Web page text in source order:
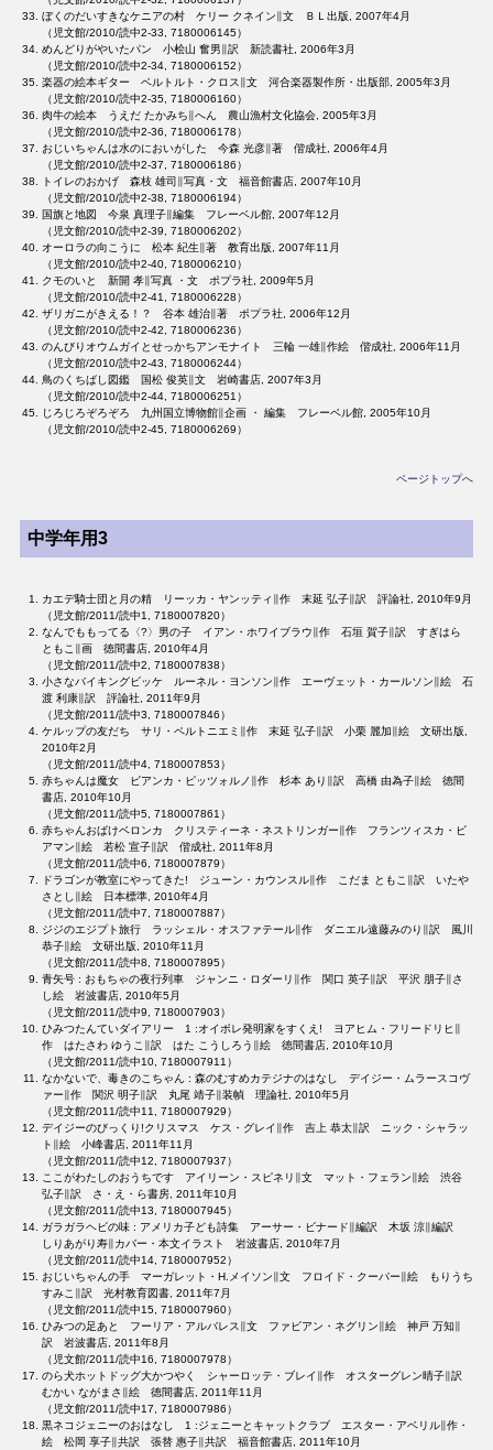
ぼくのだいすきなケニアの村 ケリー クネイン∥文 ＢＬ出版, 2007年4月
（児文館/2010/読中2-33, 7180006145）
めんどりがやいたパン 小桧山 奮男∥訳 新読書社, 2006年3月
（児文館/2010/読中2-34, 7180006152）
楽器の絵本ギター ベルトルト・クロス∥文 河合楽器製作所・出版部, 2005年3月
（児文館/2010/読中2-35, 7180006160）
肉牛の絵本 うえだ たかみち∥へん 農山漁村文化協会, 2005年3月
（児文館/2010/読中2-36, 7180006178）
おじいちゃんは水のにおいがした 今森 光彦∥著 偕成社, 2006年4月
（児文館/2010/読中2-37, 7180006186）
トイレのおかげ 森枝 雄司∥写真・文 福音館書店, 2007年10月
（児文館/2010/読中2-38, 7180006194）
国旗と地図 今泉 真理子∥編集 フレーベル館, 2007年12月
（児文館/2010/読中2-39, 7180006202）
オーロラの向こうに 松本 紀生∥著 教育出版, 2007年11月
（児文館/2010/読中2-40, 7180006210）
クモのいと 新開 孝∥写真 ・文 ポプラ社, 2009年5月
（児文館/2010/読中2-41, 7180006228）
ザリガニがきえる！？ 谷本 雄治∥著 ポプラ社, 2006年12月
（児文館/2010/読中2-42, 7180006236）
のんびりオウムガイとせっかちアンモナイト 三輪 一雄∥作絵 偕成社, 2006年11月
（児文館/2010/読中2-43, 7180006244）
鳥のくちばし図鑑 国松 俊英∥文 岩崎書店, 2007年3月
（児文館/2010/読中2-44, 7180006251）
じろじろぞろぞろ 九州国立博物館∥企画 ・ 編集 フレーベル館, 2005年10月
（児文館/2010/読中2-45, 7180006269）
ページトップへ
中学年用3
カエデ騎士団と月の精 リーッカ・ヤンッティ∥作 末延 弘子∥訳 評論社, 2010年9月
（児文館/2011/読中1, 7180007820）
なんでももってる〈?〉男の子 イアン・ホワイブラウ∥作 石垣 賀子∥訳 すぎはら
ともこ∥画 徳間書店, 2010年4月
（児文館/2011/読中2, 7180007838）
小さなバイキングビッケ ルーネル・ヨンソン∥作 エーヴェット・カールソン∥絵 石
渡 利康∥訳 評論社, 2011年9月
（児文館/2011/読中3, 7180007846）
ケルップの友だち サリ・ペルトニエミ∥作 末延 弘子∥訳 小栗 麗加∥絵 文研出版,
2010年2月
（児文館/2011/読中4, 7180007853）
赤ちゃんは魔女 ビアンカ・ピッツォルノ∥作 杉本 あり∥訳 高橋 由為子∥絵 徳間
書店, 2010年10月
（児文館/2011/読中5, 7180007861）
赤ちゃんおばけベロンカ クリスティーネ・ネストリンガー∥作 フランツィスカ・ビ
アマン∥絵 若松 宣子∥訳 偕成社, 2011年8月
（児文館/2011/読中6, 7180007879）
ドラゴンが教室にやってきた! ジューン・カウンスル∥作 こだま ともこ∥訳 いたや
さとし∥絵 日本標準, 2010年4月
（児文館/2011/読中7, 7180007887）
ジジのエジプト旅行 ラッシェル・オスファテール∥作 ダニエル遠藤みのり∥訳 風川
恭子∥絵 文研出版, 2010年11月
（児文館/2011/読中8, 7180007895）
青矢号 : おもちゃの夜行列車 ジャンニ・ロダーリ∥作 関口 英子∥訳 平沢 朋子∥さ
し絵 岩波書店, 2010年5月
（児文館/2011/読中9, 7180007903）
ひみつたんていダイアリー 1 :オイボレ発明家をすくえ! ヨアヒム・フリードリヒ∥
作 はたさわ ゆうこ∥訳 はた こうしろう∥絵 徳間書店, 2010年10月
（児文館/2011/読中10, 7180007911）
なかないで、毒きのこちゃん : 森のむすめカテジナのはなし デイジー・ムラースコヴ
ァー∥作 関沢 明子∥訳 丸尾 靖子∥装幀 理論社, 2010年5月
（児文館/2011/読中11, 7180007929）
デイジーのびっくり!クリスマス ケス・グレイ∥作 吉上 恭太∥訳 ニック・シャラッ
ト∥絵 小峰書店, 2011年11月
（児文館/2011/読中12, 7180007937）
ここがわたしのおうちです アイリーン・スピネリ∥文 マット・フェラン∥絵 渋谷
弘子∥訳 さ・え・ら書房, 2011年10月
（児文館/2011/読中13, 7180007945）
ガラガラヘビの味 : アメリカ子ども詩集 アーサー・ビナード∥編訳 木坂 涼∥編訳
しりあがり寿∥カバー・本文イラスト 岩波書店, 2010年7月
（児文館/2011/読中14, 7180007952）
おじいちゃんの手 マーガレット・H.メイソン∥文 フロイド・クーパー∥絵 もりうち
すみこ∥訳 光村教育図書, 2011年7月
（児文館/2011/読中15, 7180007960）
ひみつの足あと フーリア・アルバレス∥文 ファビアン・ネグリン∥絵 神戸 万知∥
訳 岩波書店, 2011年8月
（児文館/2011/読中16, 7180007978）
のら犬ホットドッグ大かつやく シャーロッテ・ブレイ∥作 オスターグレン晴子∥訳
むかい ながまさ∥絵 徳間書店, 2011年11月
（児文館/2011/読中17, 7180007986）
黒ネコジェニーのおはなし 1 :ジェニーとキャットクラブ エスター・アベリル∥作・
絵 松岡 享子∥共訳 張替 惠子∥共訳 福音館書店, 2011年10月